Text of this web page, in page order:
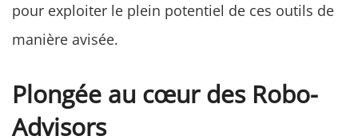
pour exploiter le plein potentiel de ces outils de
manière avisée.
Plongée au cœur des Robo-
Advisors